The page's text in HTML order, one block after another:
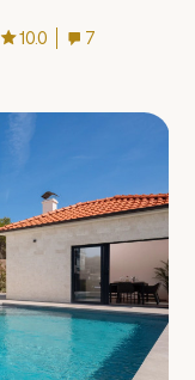
10.0 7